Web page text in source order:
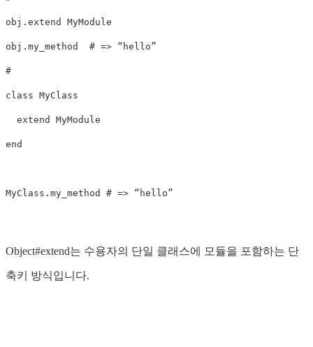
obj.extend MyModule
obj.my_method  # => “hello”
#
class MyClass
  extend MyModule
end
MyClass.my_method # => “hello”
Object#extend는 수용자의 단일 클래스에 모듈을 포함하는 단
축키 방식입니다.